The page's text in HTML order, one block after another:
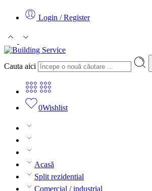
Login / Register
Cauta aici
0Wishlist
Acasă
Split rezidential
Comercial / industrial